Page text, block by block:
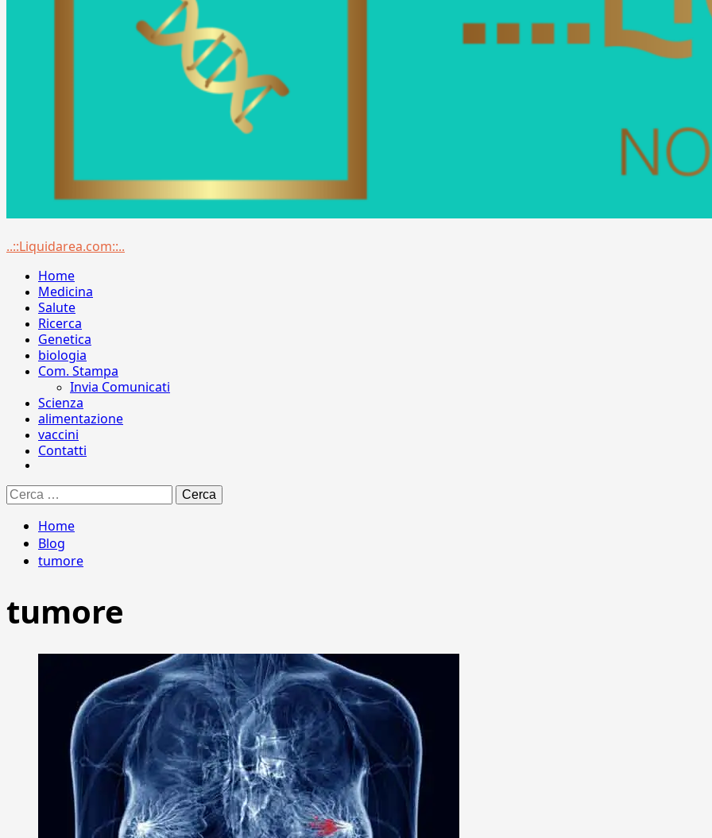
Menu
..::Liquidarea.com::..
Home
Medicina
Salute
Ricerca
Genetica
biologia
Com. Stampa
Invia Comunicati
Scienza
alimentazione
vaccini
Contatti
Ricerca
per:
Home
Blog
tumore
tumore